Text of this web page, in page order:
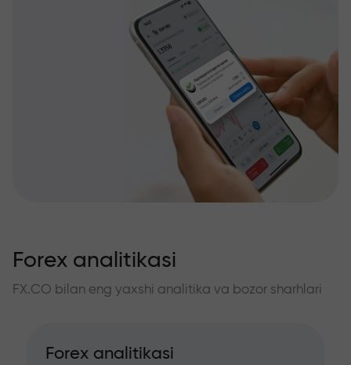
Forex analitikasi
FX.CO bilan eng yaxshi analitika va bozor sharhlari
Forex analitikasi